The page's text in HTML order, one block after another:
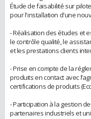
Étude de faisabilité sur
pour l'installation d'une
- Réalisation des études et
le contrôle qualité, le
et les prestations clients
- Prise en compte de la
produits en contact avec
certifications de produits
- Participation à la gestion
partenaires industriels et